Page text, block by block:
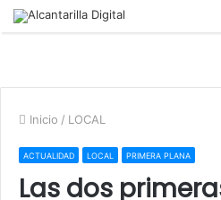
Inicio / LOCAL
ACTUALIDAD LOCAL PRIMERA PLANA
Las dos